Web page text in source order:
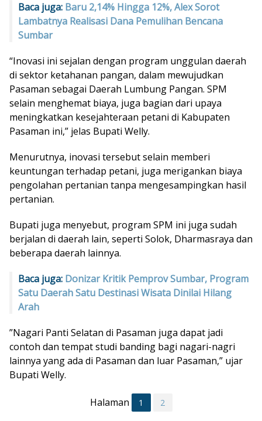
Baca juga: Baru 2,14% Hingga 12%, Alex Sorot
Lambatnya Realisasi Dana Pemulihan Bencana
Sumbar
“Inovasi ini sejalan dengan program unggulan daerah
di sektor ketahanan pangan, dalam mewujudkan
Pasaman sebagai Daerah Lumbung Pangan. SPM
selain menghemat biaya, juga bagian dari upaya
meningkatkan kesejahteraan petani di Kabupaten
Pasaman ini,” jelas Bupati Welly.
Menurutnya, inovasi tersebut selain memberi
keuntungan terhadap petani, juga merigankan biaya
pengolahan pertanian tanpa mengesampingkan hasil
pertanian.
Bupati juga menyebut, program SPM ini juga sudah
berjalan di daerah lain, seperti Solok, Dharmasraya dan
beberapa daerah lainnya.
Baca juga: Donizar Kritik Pemprov Sumbar, Program
Satu Daerah Satu Destinasi Wisata Dinilai Hilang
Arah
”Nagari Panti Selatan di Pasaman juga dapat jadi
contoh dan tempat studi banding bagi nagari-nagri
lainnya yang ada di Pasaman dan luar Pasaman,” ujar
Bupati Welly.
Halaman 1 2